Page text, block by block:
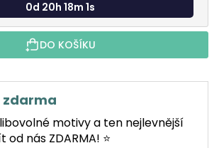
0d 20h 17m 59s
DO KOŠÍKU
zdarma
libovolné motivy a ten nejlevnější
nás ZDARMA! ⭐